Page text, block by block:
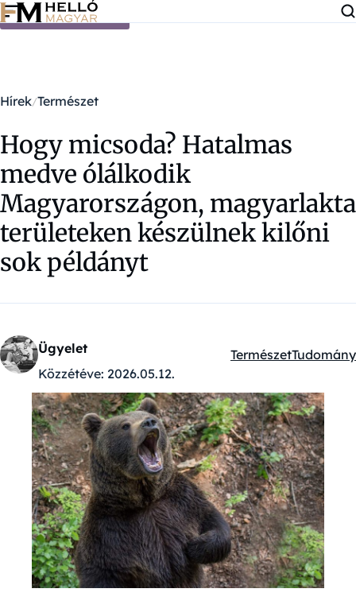
Ugrás a tartalomra
Hírek Természet
Hogy micsoda? Hatalmas
medve ólálkodik
Magyarországon, magyarlakta
területeken készülnek kilőni
sok példányt
Ügyelet
Közzétéve: 2026.05.12.
Kategóriák:
TermészetTudomány